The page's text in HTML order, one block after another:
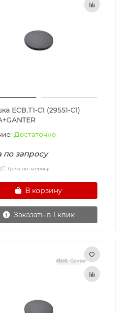
ECB.T1-C1 (29551-C1)
Достаточно
по запросу
Цена по запросу
В корзину
Заказать в 1 клик